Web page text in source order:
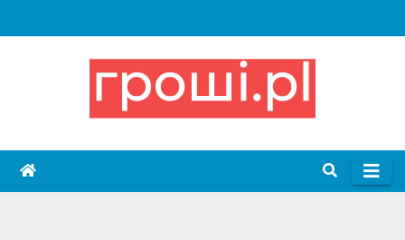
to